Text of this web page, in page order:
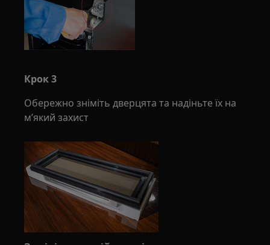
Крок 3
Обережно зніміть дверцята та надіньте їх на
м’який захист